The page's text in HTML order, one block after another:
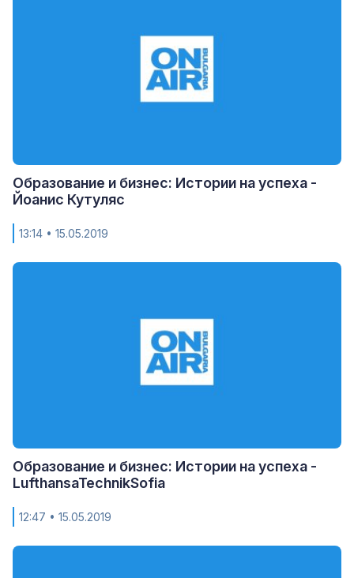
Образование и бизнес: Истории на успеха -
Йоанис Кутуляс
13:14 • 15.05.2019
Образование и бизнес: Истории на успеха -
LufthansaTechnikSofia
12:47 • 15.05.2019